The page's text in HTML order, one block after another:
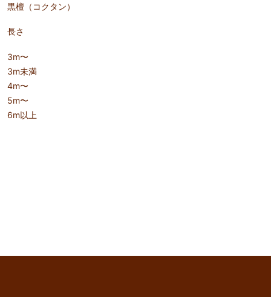
黒檀（コクタン）
長さ
3m〜
3m未満
4m〜
5m〜
6m以上